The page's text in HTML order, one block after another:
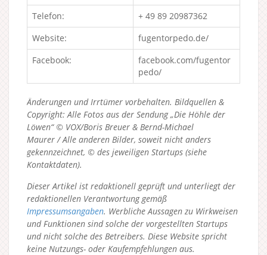
Telefon:
+ 49 89 20987362
Website:
fugentorpedo.de/
Facebook:
facebook.com/fugentor
pedo/
Änderungen und Irrtümer vorbehalten. Bildquellen &
Copyright: Alle Fotos aus der Sendung „Die Höhle der
Löwen“ © VOX/Boris Breuer & Bernd-Michael
Maurer / Alle anderen Bilder, soweit nicht anders
gekennzeichnet, © des jeweiligen Startups (siehe
Kontaktdaten).
Dieser Artikel ist redaktionell geprüft und unterliegt der
redaktionellen Verantwortung gemäß
Impressumsangaben. Werbliche Aussagen zu Wirkweisen
und Funktionen sind solche der vorgestellten Startups
und nicht solche des Betreibers. Diese Website spricht
keine Nutzungs- oder Kaufempfehlungen aus.